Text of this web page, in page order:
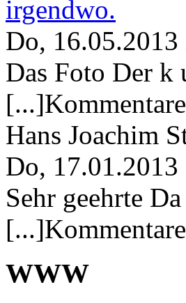
irgendwo.
Do, 16.05.2013
Das Foto Der k
Hans Joachim
Do, 17.01.2013
Sehr geehrte
WWW